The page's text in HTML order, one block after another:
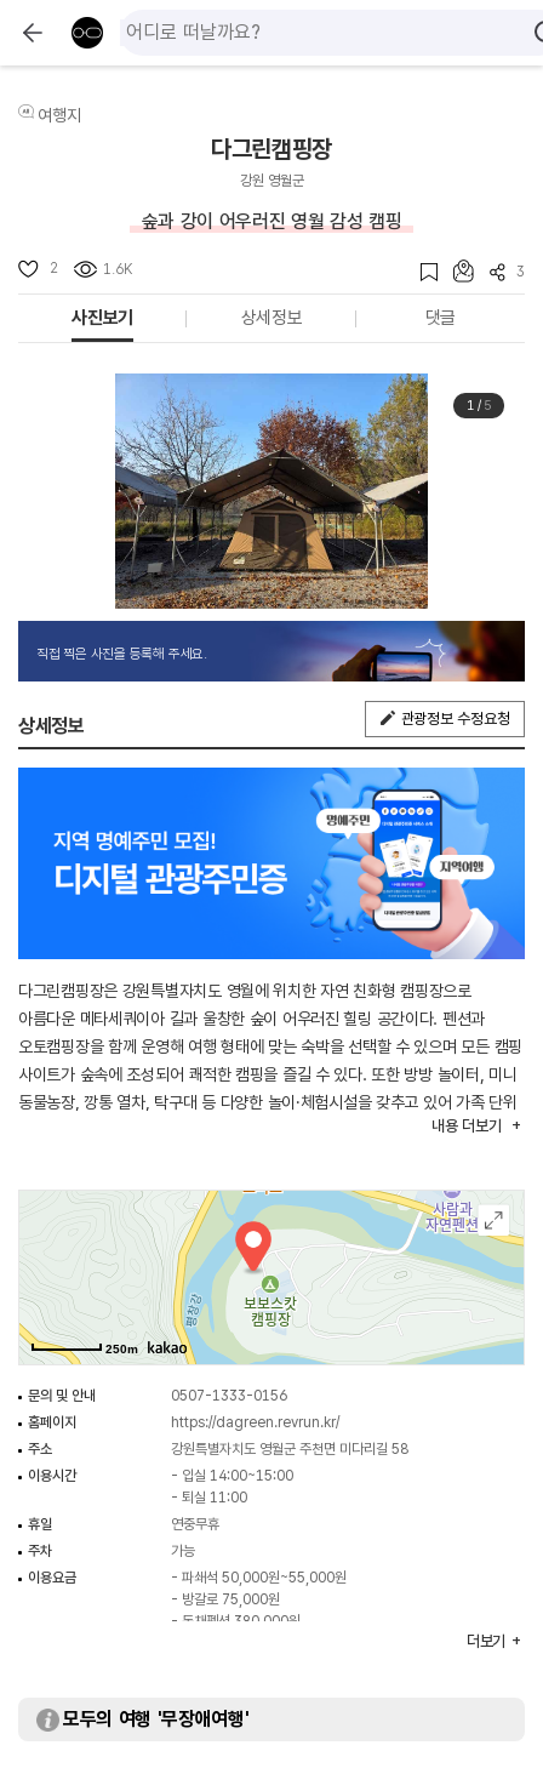
여행지
다그린캠핑장
강원 영월군
숲과 강이 어우러진 영월 감성 캠핑
2 1.6K 3
사진보기 상세정보 댓글
1/ 5
직접 찍은 사진을 등록해 주세요.
상세정보 관광정보 수정요청
다그린캠핑장은 강원특별자치도 영월에 위치한 자연 친화형 캠핑장으로
아름다운 메타세쿼이아 길과 울창한 숲이 어우러진 힐링 공간이다. 펜션과
오토캠핑장을 함께 운영해 여행 형태에 맞는 숙박을 선택할 수 있으며 모든 캠핑
사이트가 숲속에 조성되어 쾌적한 캠핑을 즐길 수 있다. 또한 방방 놀이터, 미니
동물농장, 깡통 열차, 탁구대 등 다양한 놀이·체험시설을 갖추고 있어 가족 단위
여행객에게도 인기가 높다. 인근에는 섶다리와 주천강이 있어 자연을
여유로운 휴식을 즐기기에 좋다.
내용 더보기
250m
문의 및 안내
0507-1333-0156
홈페이지
https://dagreen.revrun.kr/
주소
강원특별자치도 영월군 주천면 미다리길 58
이용시간
- 입실 14:00~15:00
- 퇴실 11:00
휴일
연중무휴
주차
가능
이용요금
- 파쇄석 50,000원~55,000원
- 방갈로 75,000원
- 독채펜션 380,000원
더보기
모두의 여행 '무장애여행'